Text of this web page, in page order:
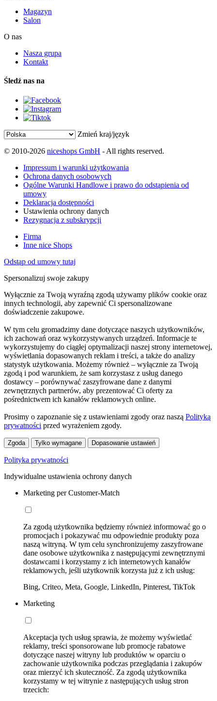
Magazyn
Salon
O nas
Nasza grupa
Kontakt
Śledź nas na
Zmień kraj/język
© 2010-2026 niceshops GmbH - All rights reserved.
Impressum i warunki użytkowania
Ochrona danych osobowych
Ogólne Warunki Handlowe i prawo do odstąpienia od
umowy
Deklaracja dostępności
Ustawienia ochrony danych
Rezygnacja z subskrypcji
Firma
Inne nice Shops
Odstąp od umowy tutaj
Spersonalizuj swoje zakupy
Wyłącznie za Twoją wyraźną zgodą używamy plików cookie oraz
innych technologii, aby zapewnić Ci spersonalizowane
doświadczenie zakupowe.
W tym celu gromadzimy dane dotyczące naszych użytkowników,
ich zachowań oraz wykorzystywanych urządzeń. Informacje te
wykorzystujemy do ciągłej optymalizacji naszej strony internetowej,
wyświetlania dopasowanych reklam i treści, a także do analizy
statystyk użytkowania. Możemy również – wyłącznie za Twoją
zgodą i pod warunkiem, że sam korzystasz z usług danego
dostawcy – porównywać zaszyfrowane dane z danymi
zewnętrznych partnerów, aby prezentować Ci oferty za
pośrednictwem ich kanałów reklamowych online.
Prosimy o zapoznanie się z ustawieniami zgody oraz naszą Polityką
prywatności przed wyrażeniem zgody.
Zgoda Tylko wymagane Dopasowanie ustawień
Polityka prywatności
Indywidualne ustawienia ochrony danych
Marketing per Customer-Match
Za zgodą użytkownika będziemy również informować go o
promocjach i pokazywać mu odpowiednie produkty poza
naszą witryną. W tym celu synchronizujemy zaszyfrowane
dane osobowe użytkownika z następującymi zewnętrznymi
dostawcami i korzystamy z ich internetowych kanałów
reklamowych, jeśli użytkownik korzysta już z ich usług:
Bing, Criteo, Meta, Google, LinkedIn, Pinterest, TikTok
Marketing
Akceptacja tych usług sprawia, że możemy wyświetlać
reklamy, treści sponsorowane lub promocje rabatowe
dotyczące naszej witryny lub produktów w oparciu o
zachowanie użytkownika podczas przeglądania i zakupów
oraz mierzyć ich skuteczność. Za zgodą użytkownika
korzystamy w tej witrynie z następujących usług stron
trzecich: